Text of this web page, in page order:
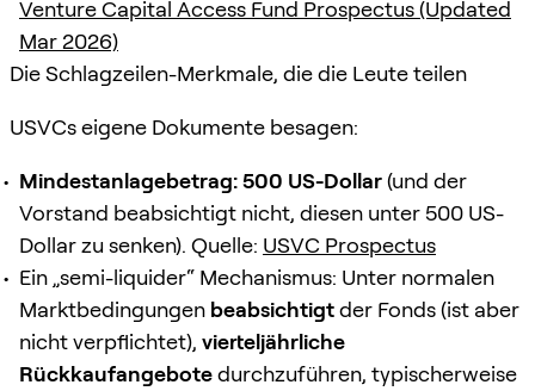
Venture Capital Access Fund Prospectus (Updated
Mar 2026)
Die Schlagzeilen-Merkmale, die die Leute teilen
USVCs eigene Dokumente besagen:
Mindestanlagebetrag: 500 US-Dollar(und der
Vorstand beabsichtigt nicht, diesen unter 500 US-
Dollar zu senken). Quelle: USVC Prospectus
Ein „semi-liquider“ Mechanismus: Unter normalen
Marktbedingungen beabsichtigtder Fonds (ist aber
nicht verpflichtet), vierteljährliche
Rückkaufangebotedurchzuführen, typischerweise